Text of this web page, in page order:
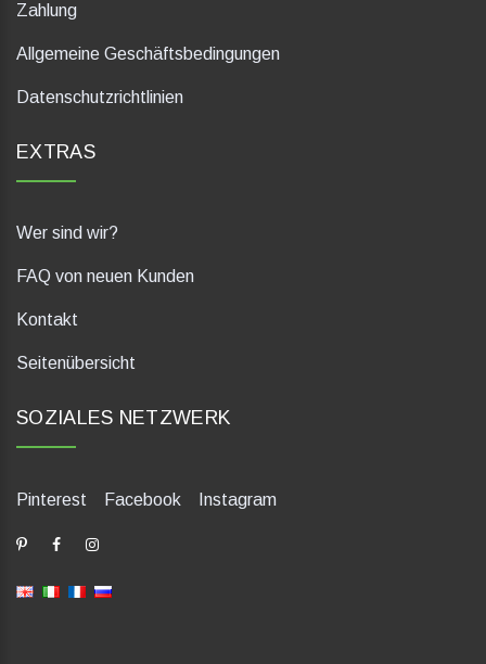
Zahlung
Allgemeine Geschäftsbedingungen
Datenschutzrichtlinien
EXTRAS
Wer sind wir?
FAQ von neuen Kunden
Kontakt
Seitenübersicht
SOZIALES NETZWERK
Pinterest Facebook Instagram